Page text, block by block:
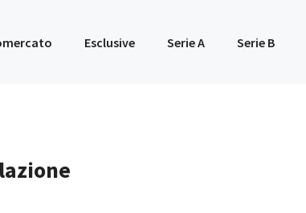
Esclusive Serie A Serie B